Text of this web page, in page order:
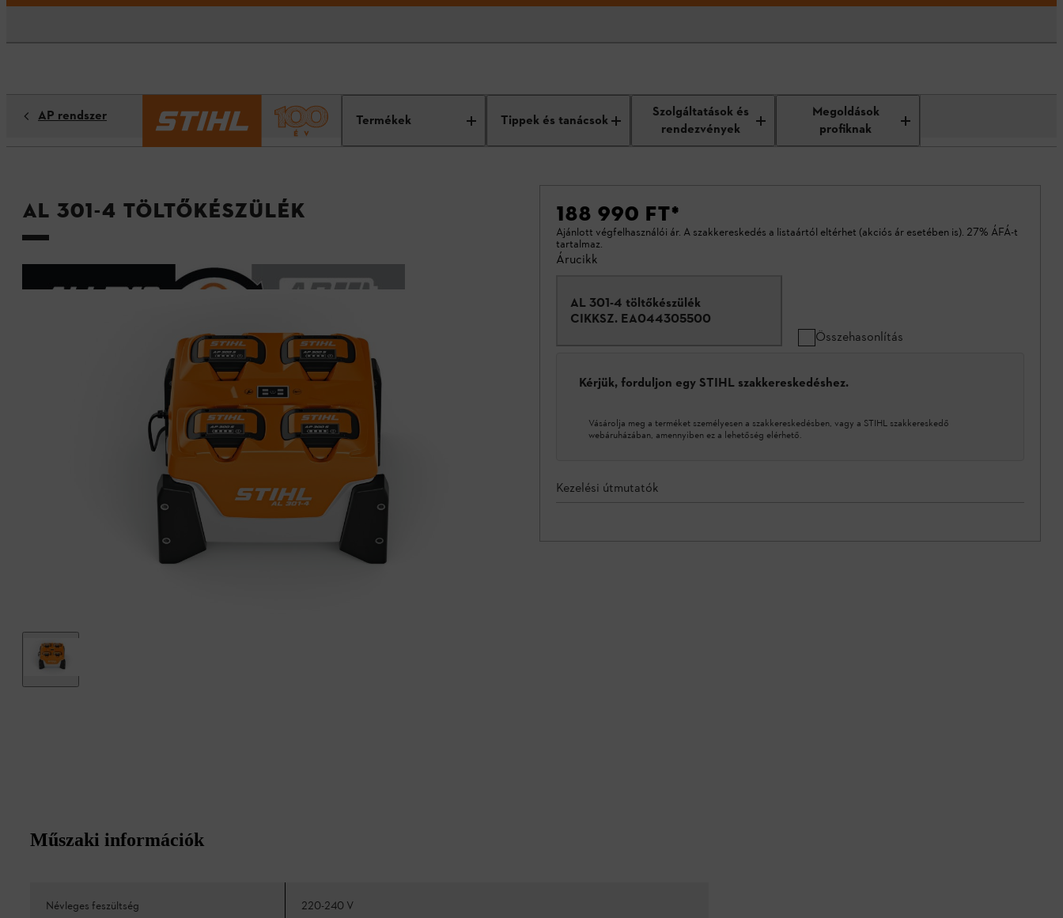
Termékek Tippek és tanácsok
Szolgáltatások és
rendezvények
Megoldások
profiknak
AP rendszer
AL 301-4 töltőkészülék 188 990 FT*
Ajánlott végfelhasználói ár. A szakkereskedés a listaártól eltérhet (akciós ár esetében is). 27% ÁFÁ-t
tartalmaz.
Árucikk
AL 301-4 töltőkészülék
CIKKSZ. EA044305500
Összehasonlítás
Kérjük, forduljon egy STIHL szakkereskedéshez.
Vásárolja meg a terméket személyesen a szakkereskedésben, vagy a STIHL szakkereskedő
webáruházában, amennyiben ez a lehetőség elérhető.
Kezelési útmutatók
Műszaki információk
Névleges feszültség 220-240 V